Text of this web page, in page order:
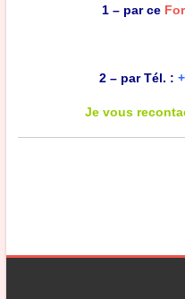
1 – par ce
2 – par Tél. :
Je vous